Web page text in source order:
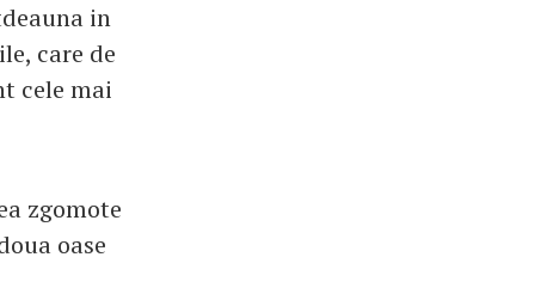
in
care de
cele mai
zgomote
oase